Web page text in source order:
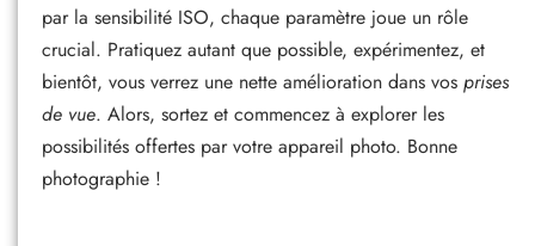
par la sensibilité ISO, chaque paramètre joue un rôle
crucial. Pratiquez autant que possible, expérimentez, et
bientôt, vous verrez une nette amélioration dans vos prises
de vue. Alors, sortez et commencez à explorer les
possibilités offertes par votre appareil photo. Bonne
photographie !